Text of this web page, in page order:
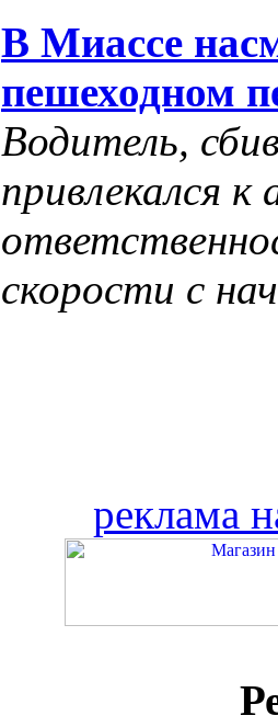
В Миассе
пешеходном
Водитель,
привлекался
скорости с
реклама